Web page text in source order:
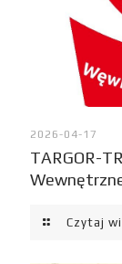
2026-04-17
TARGOR-
Czytaj